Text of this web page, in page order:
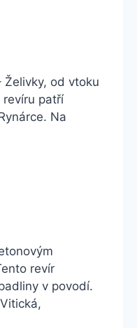
Želivky, od vtoku
revíru patří
Na
revír
v povodí.